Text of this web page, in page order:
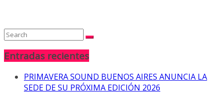
Entradas recientes
PRIMAVERA SOUND BUENOS AIRES ANUNCIA LA
SEDE DE SU PRÓXIMA EDICIÓN 2026